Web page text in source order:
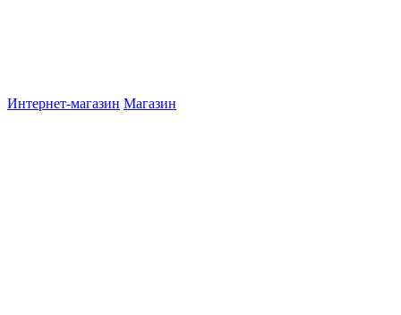
Интернет-магазин Магазин